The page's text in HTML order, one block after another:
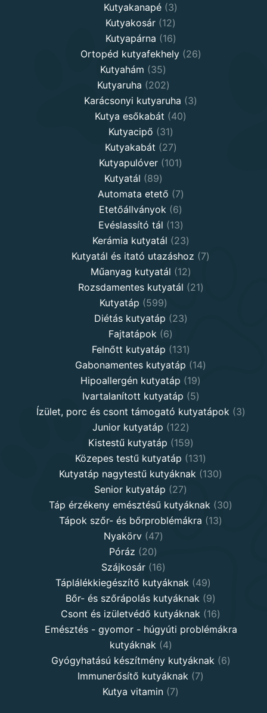
Kutyakanapé 33
products
Kutyakosár 1212
products
Kutyapárna 1616
products
Ortopéd kutyafekhely 2626
Kutyahám 3535
products
Kutyaruha 202202
products
Karácsonyi kutyaruha 33
Kutya esőkabát 4040
Kutyacipő 3131
products
Kutyakabát 2727
products
Kutyapulóver 101101
Kutyatál 8989
products
Automata etető 77
products
Etetőállványok 66
products
Evéslassító tál 1313
products
Kerámia kutyatál 2323
products
Kutyatál és itató utazáshoz 77
Műanyag kutyatál 1212
products
Rozsdamentes kutyatál 2121
Kutyatáp 599599
products
Diétás kutyatáp 2323
Fajtatápok 66
products
Felnőtt kutyatáp 131131
products
Gabonamentes kutyatáp 1414
Hipoallergén kutyatáp 1919
products
Ivartalanított kutyatáp 55
products
Ízület, porc és csont támogató kutyatápok 33
Junior kutyatáp 122122
products
Kistestű kutyatáp 159159
products
Közepes testű kutyatáp 131131
products
Kutyatáp nagytestű kutyáknak 130130
Senior kutyatáp 2727
products
Táp érzékeny emésztésű kutyáknak 3030
Tápok szőr- és bőrproblémákra 1313
Nyakörv 4747
Póráz 2020
products
Szájkosár 1616
products
Táplálékkiegészítő kutyáknak 4949
products
Bőr- és szőrápolás kutyáknak 99
products
Csont és izületvédő kutyáknak 1616
products
Emésztés - gyomor - húgyúti problémákra
kutyáknak
44
products
Gyógyhatású készítmény kutyáknak 66
Immunerősítő kutyáknak 77
Kutya vitamin 77